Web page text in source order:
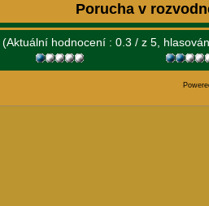
Porucha v
(Aktuální hodnocení : 0.3 / z 5,